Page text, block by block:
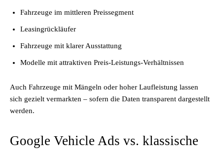
Fahrzeuge im mittleren Preissegment
Leasingrückläufer
Fahrzeuge mit klarer Ausstattung
Modelle mit attraktiven Preis-Leistungs-Verhältnissen
Auch Fahrzeuge mit Mängeln oder hoher Laufleistung lassen
sich gezielt vermarkten – sofern die Daten transparent dargestellt
werden.
Google Vehicle Ads vs. klassische